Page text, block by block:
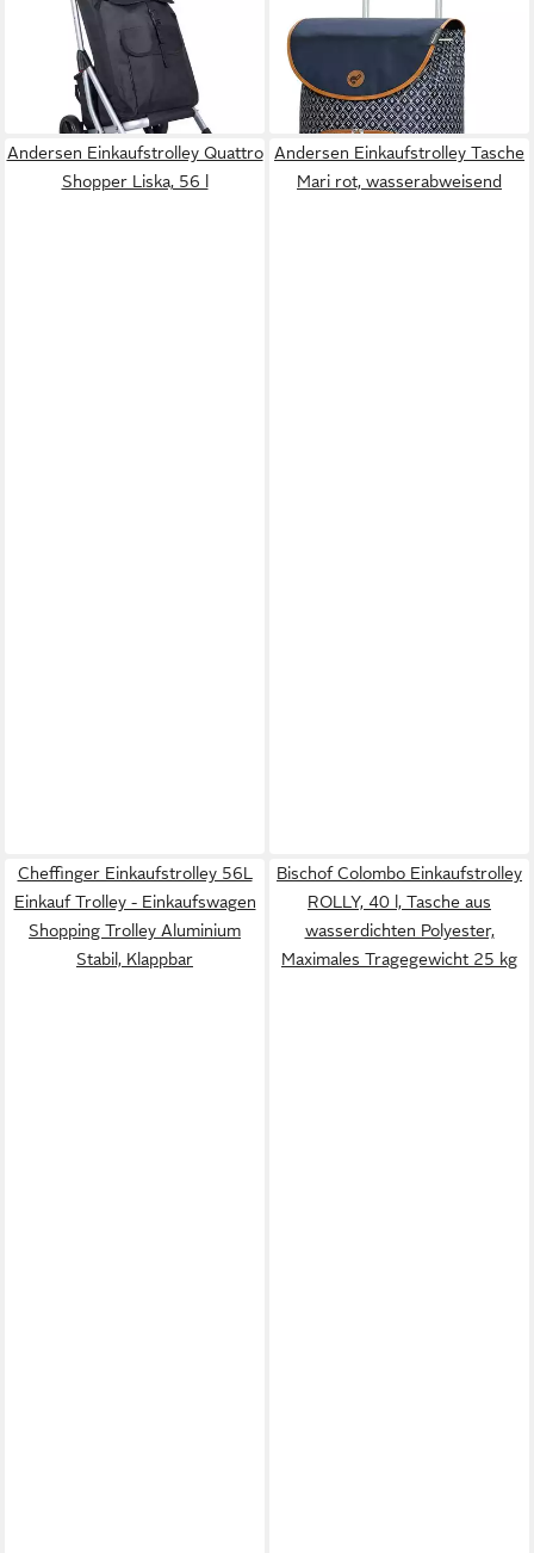
39,90 € UVP59,90 €
lieferbar - in 2-3 Werktagen bei dir
leider ausverkauft
Andersen Einkaufstrolley Quattro
Shopper Liska, 56 l
Andersen Einkaufstrolley Tasche
Mari rot, wasserabweisend
Cheffinger Einkaufstrolley 56L
Einkauf Trolley - Einkaufswagen
Shopping Trolley Aluminium
Stabil, Klappbar
Bischof Colombo Einkaufstrolley
ROLLY, 40 l, Tasche aus
wasserdichten Polyester,
Maximales Tragegewicht 25 kg